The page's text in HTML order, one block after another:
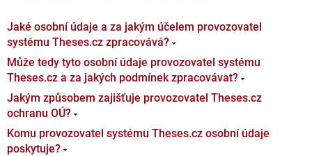
Jaké osobní údaje a za jakým účelem provozovatel
systému Theses.cz zpracovává?
Může tedy tyto osobní údaje provozovatel systému
Theses.cz a za jakých podmínek zpracovávat?
Jakým způsobem zajišťuje provozovatel Theses.cz
ochranu OÚ?
Komu provozovatel systému Theses.cz osobní údaje
poskytuje?